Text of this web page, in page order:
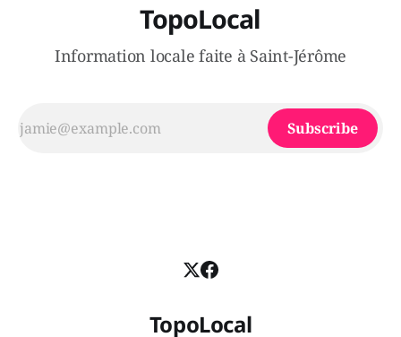
TopoLocal
Information locale faite à Saint-Jérôme
Subscribe
TopoLocal